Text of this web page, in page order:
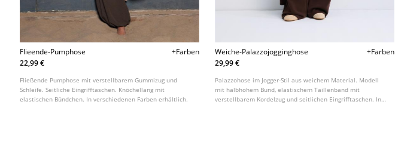
Flieende-Pumphose
+Farben
22,99 €
Fließende Pumphose mit verstellbarem Gummizug und
Schleife. Seitliche Eingrifftaschen. Knöchellang mit
elastischen Bündchen. In verschiedenen Farben erhältlich.
Weiche-Palazzojogginghose
+Farben
29,99 €
Palazzohose im Jogger-Stil aus weichem Material. Modell
mit halbhohem Bund, elastischem Taillenband mit
verstellbarem Kordelzug und seitlichen Eingrifftaschen. In